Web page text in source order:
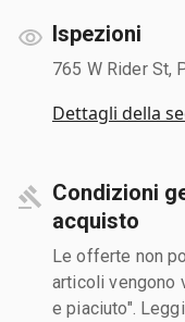
Ispezioni
765 W Rider St,
Dettagli della
Condizioni
acquisto
Le offerte non
articoli vengono
e piaciuto".